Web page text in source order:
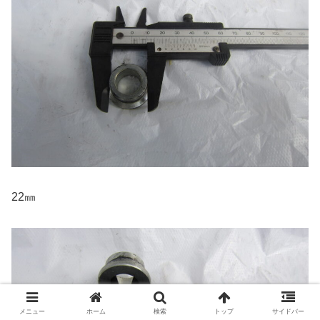
22㎜
メニュー ホーム 検索 トップ サイドバー